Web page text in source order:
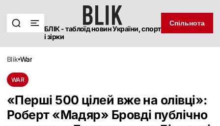
БЛІК - таблоїд новин України, спорт
і зірки
Спільнота
blik war
WAR
«Перші 500 цілей вже на олівці»:
Роберт «Мадяр» Бровді публічно